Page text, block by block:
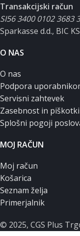
Transakcijski račun
SI56 3400 0102 3683
Sparkasse d.d., BIC
O NAS
O nas
Podpora
Servisni zahtevek
Zasebnost in piškotki
Splošni pogoji
MOJ RAČUN
Moj račun
Košarica
Seznam želja
Primerjalnik
© 2025, CGS Plus